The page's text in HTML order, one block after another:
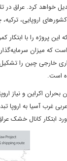
خواهد کرد. عراق
اروپایی،
پروژه را با ابتکار
خارجی چین را
است.
بحران اکراین و نیاز
غرب آسیا به اروپا
ابتکار کانال خشک